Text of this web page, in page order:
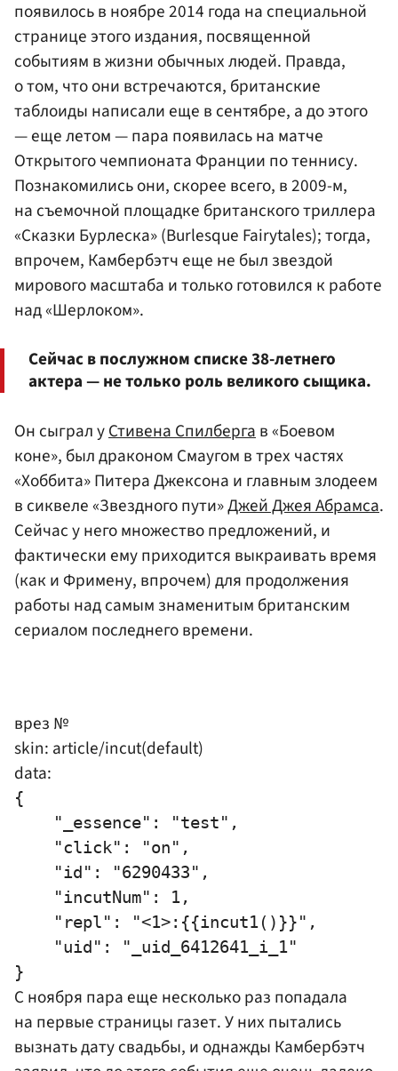
появилось в ноябре 2014 года на специальной
странице этого издания, посвященной
событиям в жизни обычных людей. Правда,
о том, что они встречаются, британские
таблоиды написали еще в сентябре, а до этого
— еще летом — пара появилась на матче
Открытого чемпионата Франции по теннису.
Познакомились они, скорее всего, в 2009-м,
на съемочной площадке британского триллера
«Сказки Бурлеска» (Burlesque Fairytales); тогда,
впрочем, Камбербэтч еще не был звездой
мирового масштаба и только готовился к работе
над «Шерлоком».
Сейчас в послужном списке 38-летнего
актера — не только роль великого сыщика.
Он сыграл уСтивена Спилбергав «Боевом
коне», был драконом Смаугом в трех частях
«Хоббита» Питера Джексона и главным злодеем
в сиквеле «Звездного пути»Джей Джея Абрамса.
Сейчас у него множество предложений, и
фактически ему приходится выкраивать время
(как и Фримену, впрочем) для продолжения
работы над самым знаменитым британским
сериалом последнего времени.
врез №
skin: article/incut(default)
data:
{
    "_essence": "test",
    "click": "on",
    "id": "6290433",
    "incutNum": 1,
    "repl": "<1>:{{incut1()}}",
    "uid": "_uid_6412641_i_1"
С ноября пара еще несколько раз попадала
на первые страницы газет. У них пытались
вызнать дату свадьбы, и однажды Камбербэтч